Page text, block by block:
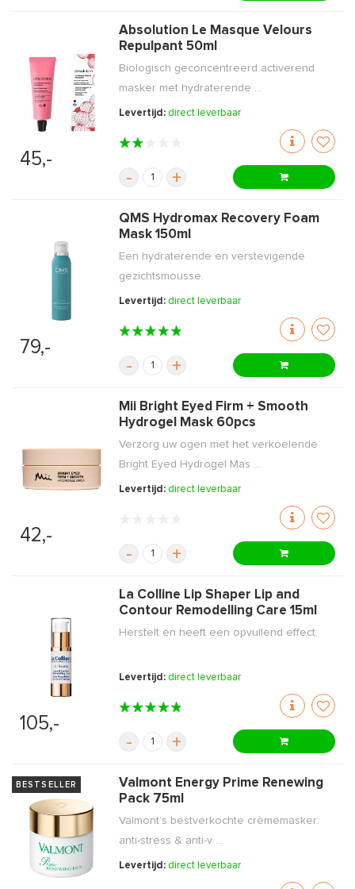
45,-
Absolution Le Masque Velours
Repulpant 50ml
Biologisch geconcentreerd activerend
masker met hydraterende ...
Levertijd: direct leverbaar
- +
79,-
QMS Hydromax Recovery Foam
Mask 150ml
Een hydraterende en verstevigende
gezichtsmousse.
Levertijd: direct leverbaar
- +
42,-
Mii Bright Eyed Firm + Smooth
Hydrogel Mask 60pcs
Verzorg uw ogen met het verkoelende
Bright Eyed Hydrogel Mas ...
Levertijd: direct leverbaar
- +
105,-
La Colline Lip Shaper Lip and
Contour Remodelling Care 15ml
Herstelt en heeft een opvullend effect.
Levertijd: direct leverbaar
- +
BESTSELLER
Valmont Energy Prime Renewing
Pack 75ml
Valmont’s bestverkochte crèmemasker:
anti-stress & anti-v ...
Levertijd: direct leverbaar